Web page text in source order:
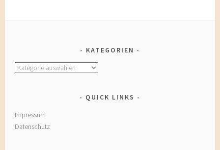
KATEGORIEN
Kategorien
QUICK LINKS
Impressum
Datenschutz